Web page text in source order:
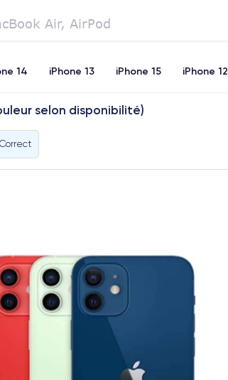
14 iPhone 13 iPhone 15 iPhone 12
13 Pro Max iPhone 11
selon disponibilité)
Correct